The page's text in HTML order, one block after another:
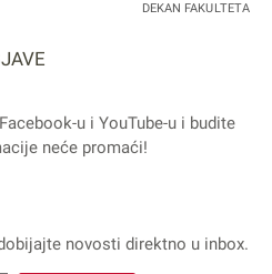
DEKAN FAKULTETA
Facebook-u i YouTube-u i budite
neće promaći!
novosti direktno u inbox.